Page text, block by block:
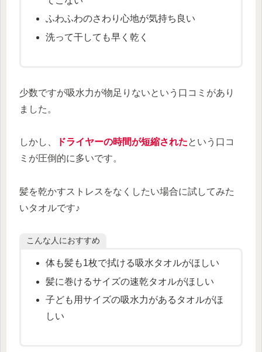
ふわふわのさわり心地が気持ち良い
洗って干しても早く乾く
少数ですが吸水力が物足りないという口コミがあり
ました。
しかし、 ドライヤーの時間が短縮されたという口コ
ミが圧倒的に多いです。
髪を乾かすストレスをなくしたい場合に試してみた
いタオルです♪
こんな人におすすめ
体も髪も1枚で拭ける吸水タオルがほしい
髪に巻けるサイズの速乾タオルがほしい
子ども用サイズの吸水力があるタオルがほ
しい